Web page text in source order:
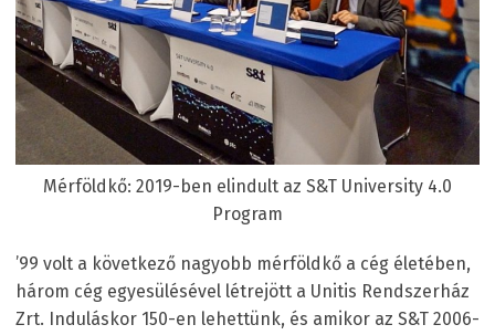
Mérföldkő: 2019-ben elindult az S&T University 4.0
Program
’99 volt a következő nagyobb mérföldkő a cég életében,
három cég egyesülésével létrejött a Unitis Rendszerház
Zrt. Induláskor 150-en lehettünk, és amikor az S&T 2006-